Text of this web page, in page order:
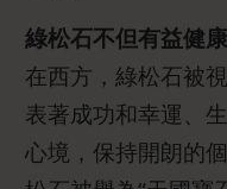
綠松石不但有益健
在西方，綠松石被
表著成功和幸運、
心境，保持開朗的